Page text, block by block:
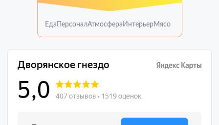
Еда ПерсоналАтмосфера ИнтерьерМясо